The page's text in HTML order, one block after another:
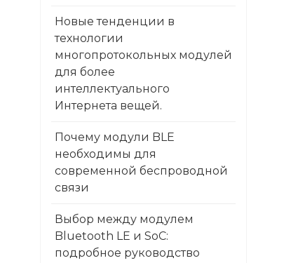
Новые тенденции в
технологии
многопротокольных модулей
для более
интеллектуального
Интернета вещей.
Почему модули BLE
необходимы для
современной беспроводной
связи
Выбор между модулем
Bluetooth LE и SoC:
подробное руководство